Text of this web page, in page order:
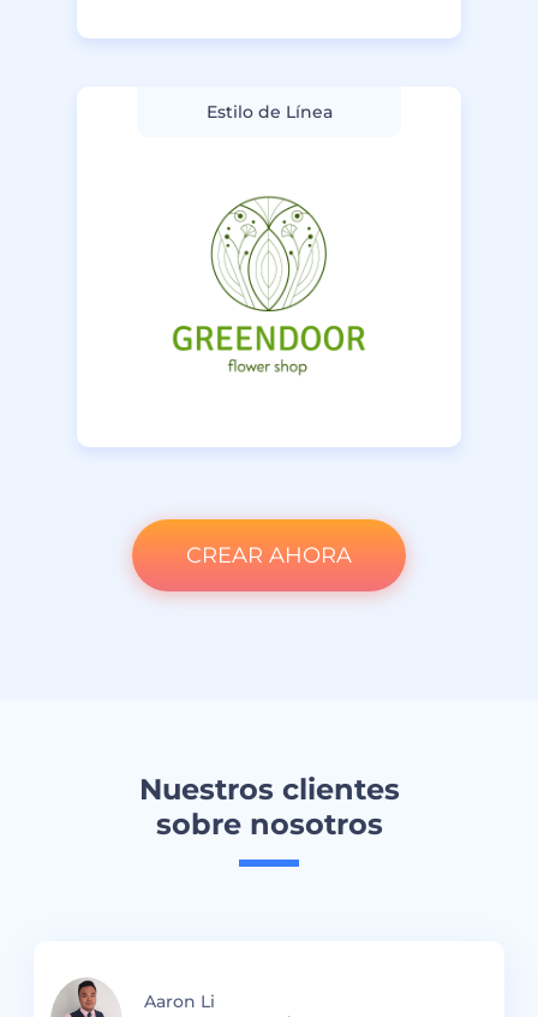
Estilo de Línea
CREAR AHORA
Nuestros clientes
sobre nosotros
Aaron Li